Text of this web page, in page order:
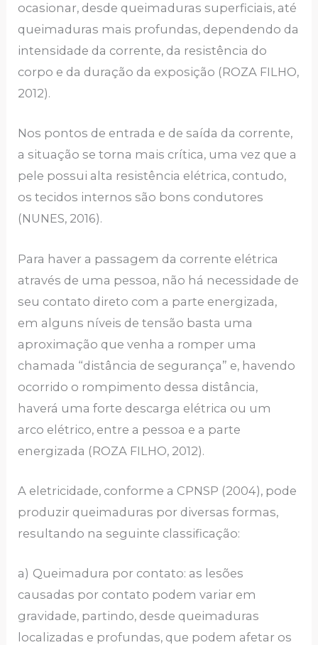
ocasionar, desde queimaduras superficiais, até
queimaduras mais profundas, dependendo da
intensidade da corrente, da resistência do
corpo e da duração da exposição (ROZA FILHO,
2012).
Nos pontos de entrada e de saída da corrente,
a situação se torna mais crítica, uma vez que a
pele possui alta resistência elétrica, contudo,
os tecidos internos são bons condutores
(NUNES, 2016).
Para haver a passagem da corrente elétrica
através de uma pessoa, não há necessidade de
seu contato direto com a parte energizada,
em alguns níveis de tensão basta uma
aproximação que venha a romper uma
chamada “distância de segurança” e, havendo
ocorrido o rompimento dessa distância,
haverá uma forte descarga elétrica ou um
arco elétrico, entre a pessoa e a parte
energizada (ROZA FILHO, 2012).
A eletricidade, conforme a CPNSP (2004), pode
produzir queimaduras por diversas formas,
resultando na seguinte classificação:
a) Queimadura por contato: as lesões
causadas por contato podem variar em
gravidade, partindo, desde queimaduras
localizadas e profundas, que podem afetar os